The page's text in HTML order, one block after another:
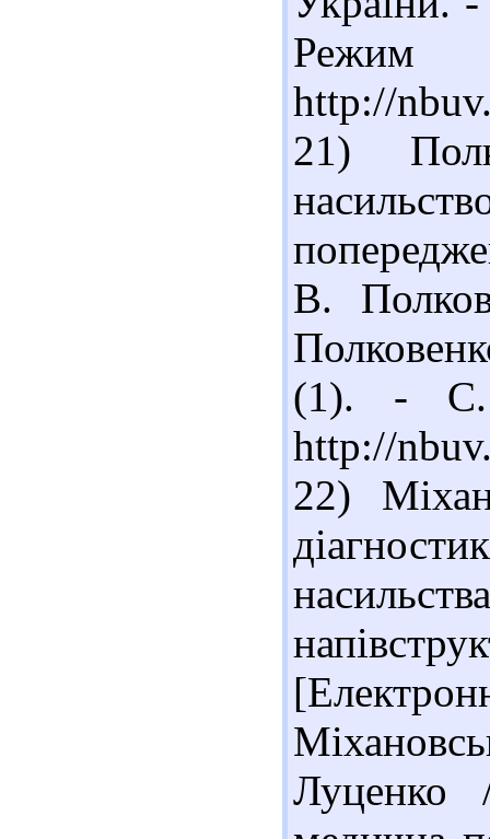
http://
21)
В.
(1). - С.
http://
22)
Луценко